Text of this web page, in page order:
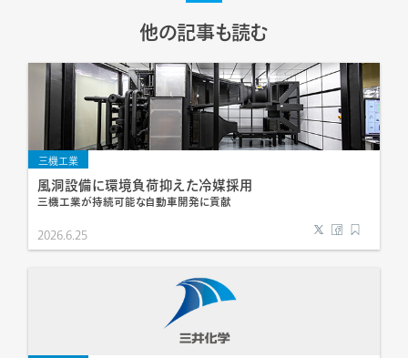
他の記事も読む
三機工業
風洞設備に環境負荷抑えた冷媒採用
三機工業が持続可能な自動車開発に貢献
2026.6.25